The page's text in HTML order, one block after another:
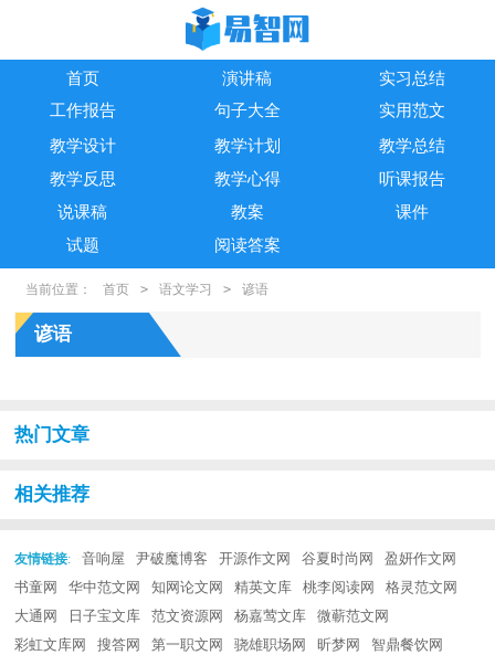
首页 演讲稿
实习总结
工作报告
句子大全
实用范文
教学设计
教学计划
教学总结
教学反思
教学心得
听课报告
说课稿
教案
课件
试题
阅读答案
当前位置： 首页 > 语文学习 > 谚语
谚语
热门文章
相关推荐
友情链接: 音响屋 尹破魔博客 开源作文网 谷夏时尚网
盈妍作文网
书童网
华中范文网 知网论文网 精英文库 桃李阅读网
格灵范文网
大通网
日子宝文库 范文资源网 杨嘉莺文库
微蕲范文网
彩虹文库网
搜答网 第一职文网 骁雄职场网 昕梦网
智鼎餐饮网